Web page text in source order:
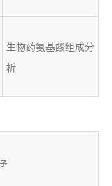
生物药氨基酸组成分
析